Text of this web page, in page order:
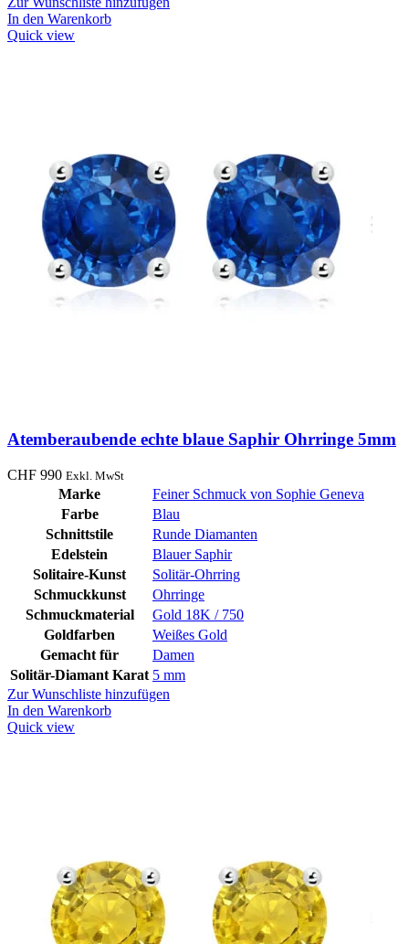
In den Warenkorb
Quick view
Atemberaubende echte blaue Saphir Ohrringe 5mm
CHF 990 Exkl. MwSt
Marke
Feiner Schmuck von Sophie Geneva
Farbe
Blau
Schnittstile
Runde Diamanten
Edelstein
Blauer Saphir
Solitaire-Kunst
Solitär-Ohrring
Schmuckkunst
Ohrringe
Schmuckmaterial
Gold 18K / 750
Goldfarben
Weißes Gold
Gemacht für
Damen
Solitär-Diamant Karat 5 mm
Zur Wunschliste hinzufügen
In den Warenkorb
Quick view